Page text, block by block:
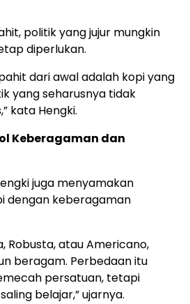
politik yang jujur mungkin
diperlukan.
dari awal adalah kopi yang
yang seharusnya tidak
kata Hengki.
Keberagaman dan
juga menyamakan
dengan keberagaman
Robusta, atau Americano,
beragam. Perbedaan itu
persatuan, tetapi
belajar,” ujarnya.